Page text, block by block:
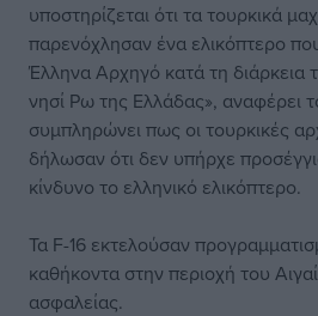
υποστηρίζεται ότι τα τουρκικά
παρενόχλησαν ένα ελικόπτερο
Έλληνα Αρχηγό κατά τη διάρκεια
νησί Ρω της Ελλάδας», αναφέρει
συμπληρώνει πως οι τουρκικές
δήλωσαν ότι δεν υπήρχε
κίνδυνο το ελληνικό ελικόπτερο.
Τα F-16 εκτελούσαν
καθήκοντα στην περιοχή του
ασφαλείας.